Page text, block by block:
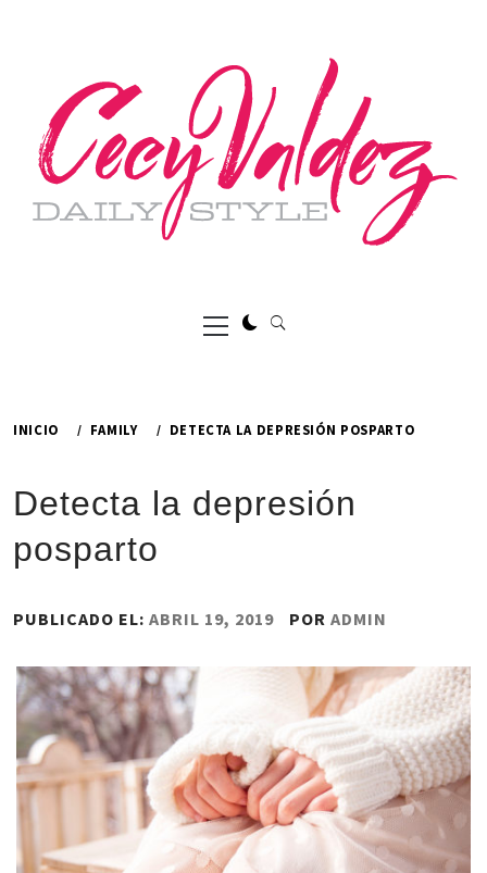
Menú
principal
INICIO FAMILY DETECTA LA DEPRESIÓN POSPARTO
Detecta la depresión
posparto
PUBLICADO EL: ABRIL 19, 2019 POR ADMIN